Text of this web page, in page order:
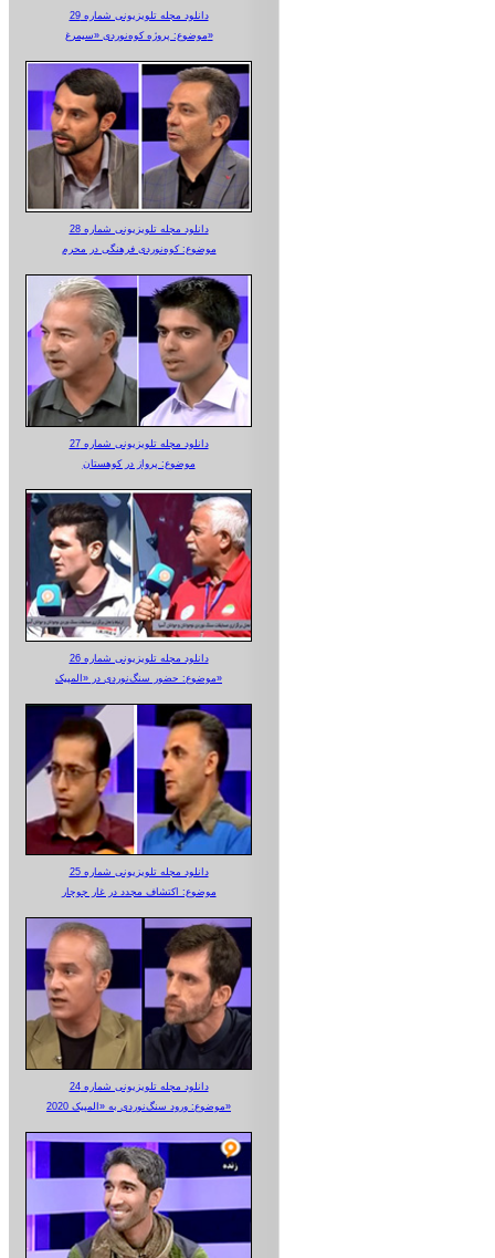
دانلود مجله تلویزیونی شماره 29
موضوع: پروژه کوه‌نوردی «سیمرغ»
دانلود مجله تلویزیونی شماره 28
موضوع: کوه‌نوردی فرهنگی در محرم
دانلود مجله تلویزیونی شماره 27
موضوع: پرواز در کوهستان
دانلود مجله تلویزیونی شماره 26
موضوع: حضور سنگ‌نوردی در «المپیک»
دانلود مجله تلویزیونی شماره 25
موضوع: اکتشاف مجدد در غار جوجار
دانلود مجله تلویزیونی شماره 24
موضوع: ورود سنگ‌نوردی به «المپیک 2020»